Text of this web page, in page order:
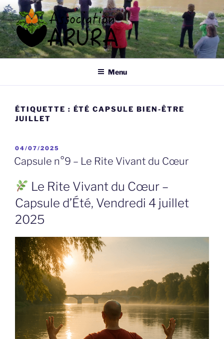
Aller
au
contenu
principal
ARURA
Qi Gong à Tours
Menu
ÉTIQUETTE : ÉTÉ CAPSULE BIEN-ÊTRE
JUILLET
PUBLIÉ
LE
04/07/2025
Capsule n°9 – Le Rite Vivant du Cœur
Le Rite Vivant du Cœur –
Capsule d’Été, Vendredi 4 juillet
2025